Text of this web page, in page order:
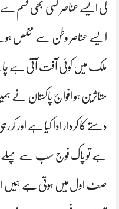
گی ایسے عناصر کسی بھی قسم
ایسے عناصر وطن سے مخلص
ملک میں کوئی آفت آتی ہے
متاثرین ہو افواج پاکستان نے
دستے کا کردار ادا کیا ہے
ہے تو پاک فوج سب سے پہلے
صف اول میں ہوتی ہے ہمیں